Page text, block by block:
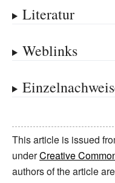
Literatur
Weblinks
This article is issued
underCreative
authors of the article